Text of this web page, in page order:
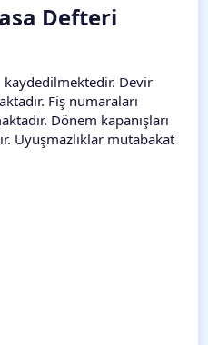
Defteri
kaydedilmektedir. Devir
Fiş numaraları
Dönem kapanışları
Uyuşmazlıklar mutabakat